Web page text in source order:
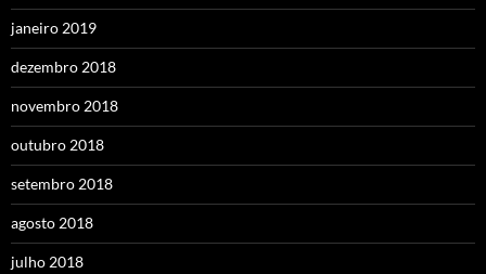
janeiro 2019
dezembro 2018
novembro 2018
outubro 2018
setembro 2018
agosto 2018
julho 2018